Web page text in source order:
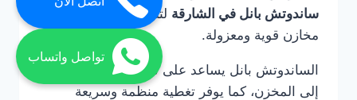
ساندوتش بانل في الشارقة لتنفيذ أسقف وجدران
مخازن قوية ومعزولة.
الساندوتش بانل يساعد على تقليل دخول الحرارة
إلى المخزن، كما يوفر تغطية منظمة وسريعة
تواصل واتساب